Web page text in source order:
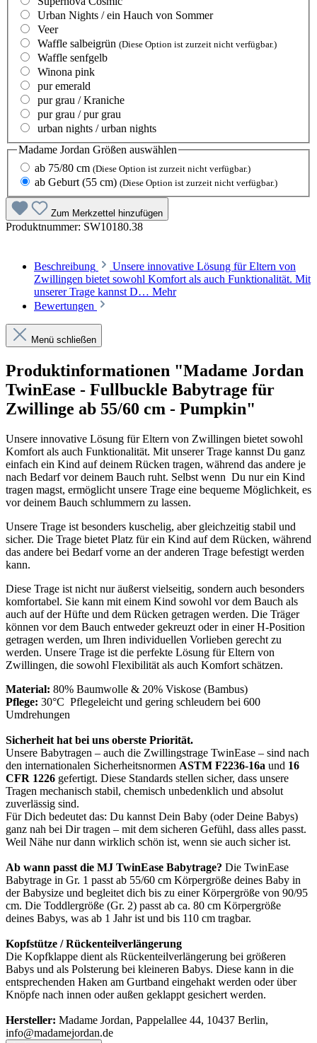
Urban Nights / ein Hauch von Sommer
Veer
Waffle salbeigrün (Diese Option ist zurzeit nicht verfügbar.)
Waffle senfgelb
Winona pink
pur emerald
pur grau / Kraniche
pur grau / pur grau
urban nights / urban nights
Madame Jordan Größen auswählen
ab 75/80 cm (Diese Option ist zurzeit nicht verfügbar.)
ab Geburt (55 cm) (Diese Option ist zurzeit nicht verfügbar.)
Zum Merkzettel hinzufügen
Produktnummer: SW10180.38
Beschreibung
Unsere innovative Lösung für Eltern von
Zwillingen bietet sowohl Komfort als auch Funktionalität. Mit
unserer Trage kannst D… Mehr
Bewertungen
Menü schließen
Produktinformationen "Madame Jordan
TwinEase - Fullbuckle Babytrage für
Zwillinge ab 55/60 cm - Pumpkin"
Unsere innovative Lösung für Eltern von Zwillingen bietet sowohl
Komfort als auch Funktionalität. Mit unserer Trage kannst Du ganz
einfach ein Kind auf deinem Rücken tragen, während das andere je
nach Bedarf vor deinem Bauch ruht. Selbst wenn Du nur ein Kind
tragen magst, ermöglicht unsere Trage eine bequeme Möglichkeit, es
vor deinem Bauch schlummern zu lassen.
Unsere Trage ist besonders kuschelig, aber gleichzeitig stabil und
sicher. Die Trage bietet Platz für ein Kind auf dem Rücken, während
das andere bei Bedarf vorne an der anderen Trage befestigt werden
kann.
Diese Trage ist nicht nur äußerst vielseitig, sondern auch besonders
komfortabel. Sie kann mit einem Kind sowohl vor dem Bauch als
auch auf der Hüfte und dem Rücken getragen werden. Die Träger
können vor dem Bauch entweder gekreuzt oder in einer H-Position
getragen werden, um Ihren individuellen Vorlieben gerecht zu
werden. Unsere Trage ist die perfekte Lösung für Eltern von
Zwillingen, die sowohl Flexibilität als auch Komfort schätzen.
Material: 80% Baumwolle & 20% Viskose (Bambus)
Pflege: 30°C Pflegeleicht und gering schleudern bei 600
Umdrehungen
Sicherheit hat bei uns oberste Priorität.
Unsere Babytragen – auch die Zwillingstrage TwinEase – sind nach
den internationalen Sicherheitsnormen ASTM F2236-16a und 16
CFR 1226 gefertigt. Diese Standards stellen sicher, dass unsere
Tragen mechanisch stabil, chemisch unbedenklich und absolut
zuverlässig sind.
Für Dich bedeutet das: Du kannst Dein Baby (oder Deine Babys)
ganz nah bei Dir tragen – mit dem sicheren Gefühl, dass alles passt.
Weil Nähe nur dann wirklich schön ist, wenn sie auch sicher ist.
Ab wann passt die MJ TwinEase Babytrage? Die TwinEase
Babytrage in Gr. 1 passt ab 55/60 cm Körpergröße deines Baby in
der Babysize und begleitet dich bis zu einer Körpergröße von 90/95
cm. Die Toddlergröße (Gr. 2) passt ab ca. 80 cm Körpergröße
deines Babys, was ab 1 Jahr ist und bis 110 cm tragbar.
Kopfstütze / Rückenteilverlängerung
Die Kopfklappe dient als Rückenteilverlängerung bei größeren
Babys und als Polsterung bei kleineren Babys. Diese kann in die
entsprechenden Haken am Gurtband eingehakt werden oder über
Knöpfe nach innen oder außen geklappt gesichert werden.
Hersteller: Madame Jordan, Pappelallee 44, 10437 Berlin,
info@madamejordan.de